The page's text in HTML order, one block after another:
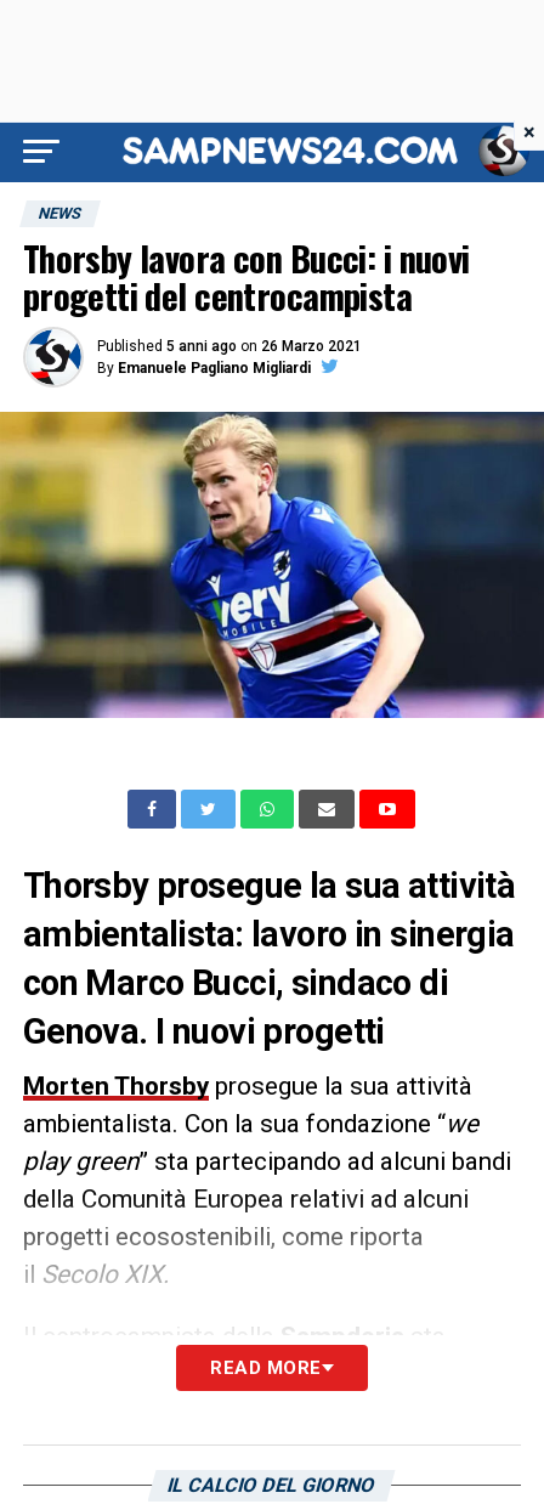
NEWS
Thorsby lavora con Bucci: i nuovi
progetti del centrocampista
Published 5 anni ago on 26 Marzo 2021
By Emanuele Pagliano Migliardi
Thorsby prosegue la sua attività
ambientalista: lavoro in sinergia
con Marco Bucci, sindaco di
Genova. I nuovi progetti
Morten Thorsbyprosegue la sua attività
ambientalista. Con la sua fondazione “we
play green” sta partecipando ad alcuni bandi
della Comunità Europea relativi ad alcuni
progetti ecosostenibili, come riporta
il Secolo XIX.
Il centrocampista della Sampdoria
sta
lavorando in sinergia anche con il Comune di
con il sindaco Marco Bucci, con il quale ha
stretto un rapporto di collaborazione. Nei
READ MORE
IL CALCIO DEL GIORNO
×